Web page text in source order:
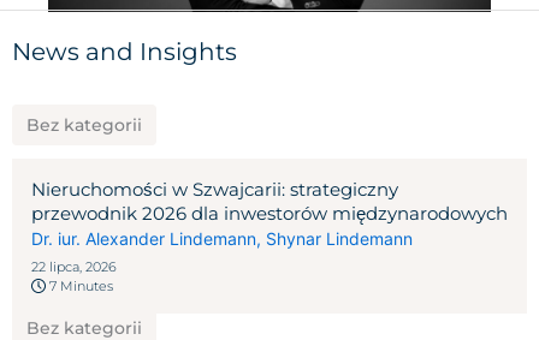
News and Insights
Bez kategorii
Nieruchomości w Szwajcarii: strategiczny
przewodnik 2026 dla inwestorów międzynarodowych
Dr. iur. Alexander Lindemann, Shynar Lindemann
22 lipca, 2026
7 Minutes
Bez kategorii